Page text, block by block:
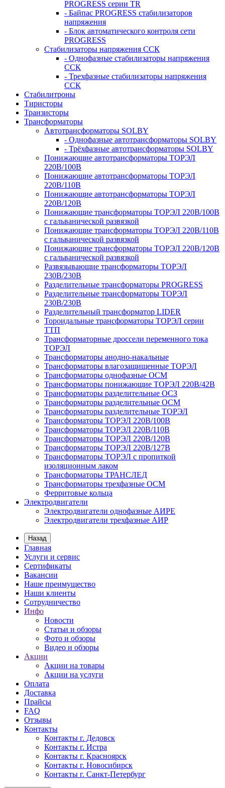
PROGRESS серии TR
- Байпас PROGRESS стабилизаторов
напряжения
- Блок автоматического контроля сети
PROGRESS
Стабилизаторы напряжения ССК
- Однофазные стабилизаторы напряжения
ССК
- Трехфазные стабилизаторы напряжения
ССК
Стабилитроны
Тиристоры
Транзисторы
Трансформаторы
Автотрансформаторы SOLBY
- Однофазные автотрансформаторы SOLBY
- Трёхфазные автотрансформаторы SOLBY
Понижающие автотрансформаторы ТОРЭЛ
220В/100В
Понижающие автотрансформаторы ТОРЭЛ
220В/110В
Понижающие автотрансформаторы ТОРЭЛ
220В/120В
Понижающие трансформаторы ТОРЭЛ 220В/100В
с гальванической развязкой
Понижающие трансформаторы ТОРЭЛ 220В/110В
с гальванической развязкой
Понижающие трансформаторы ТОРЭЛ 220В/120В
с гальванической развязкой
Развязывающие трансформаторы ТОРЭЛ
230В/230В
Разделительные трансформаторы PROGRESS
Разделительные трансформаторы ТОРЭЛ
230В/230В
Разделительный трансформатор LIDER
Тороидальные трансформаторы ТОРЭЛ серии
ТТП
Трансформаторные дроссели переменного тока
ТОРЭЛ
Трансформаторы анодно-накальные
Трансформаторы влагозащищенные ТОРЭЛ
Трансформаторы однофазные ОСМ
Трансформаторы понижающие ТОРЭЛ 220В/42В
Трансформаторы разделительные ОСЗ
Трансформаторы разделительные ОСМ
Трансформаторы разделительные ТОРЭЛ
Трансформаторы ТОРЭЛ 220В/100В
Трансформаторы ТОРЭЛ 220В/110В
Трансформаторы ТОРЭЛ 220В/120В
Трансформаторы ТОРЭЛ 220В/127В
Трансформаторы ТОРЭЛ с пропиткой
изоляционным лаком
Трансформаторы ТРАНСЛЕД
Трансформаторы трехфазные ОСМ
Ферритовые кольца
Электродвигатели
Электродвигатели однофазные АИРЕ
Электродвигатели трехфазные АИР
Назад
Главная
Услуги и сервис
Сертификаты
Вакансии
Наше преимущество
Наши клиенты
Сотрудничество
Инфо
Новости
Статьи и обзоры
Фото и обзоры
Видео и обзоры
Акции
Акции на товары
Акции на услуги
Оплата
Доставка
Прайсы
FAQ
Отзывы
Контакты
Контакты г. Дедовск
Контакты г. Истра
Контакты г. Красноярск
Контакты г. Новосибирск
Контакты г. Санкт-Петербург